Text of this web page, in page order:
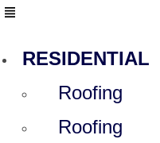
Menu
RESIDENTIAL
Roofing
Roofing